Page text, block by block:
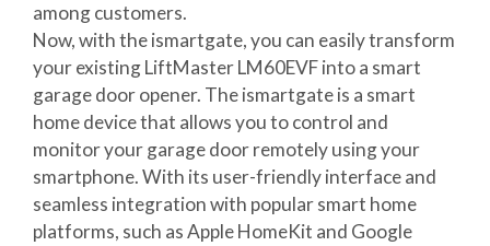
among customers.
Now, with the ismartgate, you can easily transform
your existing LiftMaster LM60EVF into a smart
garage door opener. The ismartgate is a smart
home device that allows you to control and
monitor your garage door remotely using your
smartphone. With its user-friendly interface and
seamless integration with popular smart home
platforms, such as Apple HomeKit and Google